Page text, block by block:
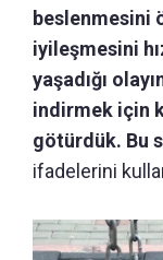
beslenmesini
iyileşmesini
yaşadığı
indirmek için
götürdük. Bu
ifadelerini